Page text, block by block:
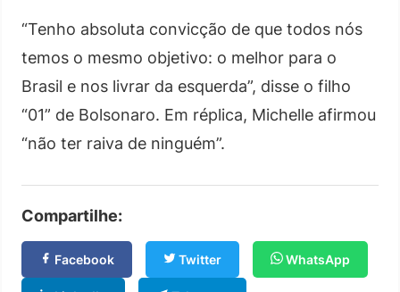
“Tenho absoluta convicção de que todos nós
temos o mesmo objetivo: o melhor para o
Brasil e nos livrar da esquerda”, disse o filho
“01” de Bolsonaro. Em réplica, Michelle afirmou
“não ter raiva de ninguém”.
Compartilhe:
Facebook Twitter WhatsApp